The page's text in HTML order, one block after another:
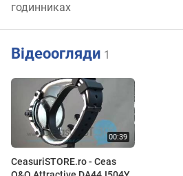
годинниках
Відеоогляди 1
CeasuriSTORE.ro - Ceas